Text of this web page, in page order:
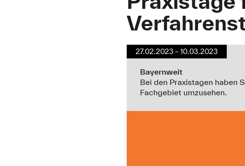
27.02.2023 – 10.03.2023
Bayernweit
Bei den Praxistagen haben
Fachgebiet umzusehen.